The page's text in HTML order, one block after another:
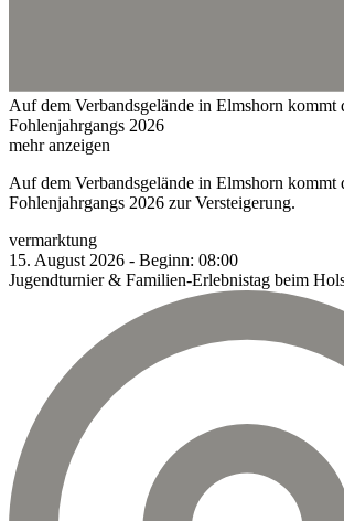
Auf dem Verbandsgelände in Elmshorn kommt
Fohlenjahrgangs 2026
mehr anzeigen
Auf dem Verbandsgelände in Elmshorn kommt
Fohlenjahrgangs 2026 zur Versteigerung.
vermarktung
15. August 2026 - Beginn: 08:00
Jugendturnier & Familien-Erlebnistag beim